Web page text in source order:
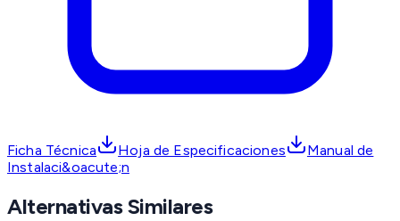
Ficha Técnica Hoja de Especificaciones
Manual de
Instalaci&oacute;n
Alternativas Similares